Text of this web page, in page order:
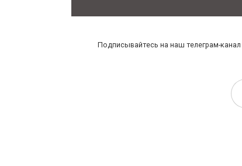
Подписывайтесь на наш телеграм-канал